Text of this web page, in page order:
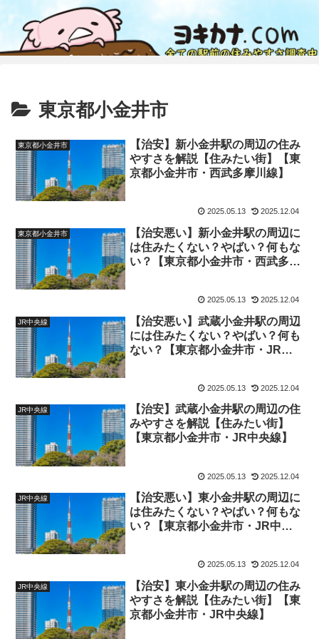
東京都小金井市
東京都小金井市
【治安】新小金井駅の周辺の住み
やすさを解説【住みたい街】【東
京都小金井市・西武多摩川線】
2025.05.13 2025.12.04
東京都小金井市
【治安悪い】新小金井駅の周辺に
は住みたくない？やばい？何もな
い？【東京都小金井市・西武多摩
2025.05.13 2025.12.04
JR中央線
【治安悪い】武蔵小金井駅の周辺
には住みたくない？やばい？何も
ない？【東京都小金井市・JR中
2025.05.13 2025.12.04
JR中央線
【治安】武蔵小金井駅の周辺の住
みやすさを解説【住みたい街】
【東京都小金井市・JR中央線】
2025.05.13 2025.12.04
JR中央線
【治安悪い】東小金井駅の周辺に
は住みたくない？やばい？何もな
い？【東京都小金井市・JR中央
2025.05.13 2025.12.04
JR中央線
【治安】東小金井駅の周辺の住み
やすさを解説【住みたい街】【東
京都小金井市・JR中央線】